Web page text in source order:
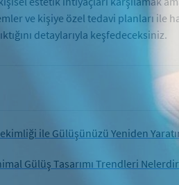
ve kişiye özel tedavi planları ile
detaylarıyla keşfedeceksiniz.
ile Gülüşünüzü Yeniden
Gülüş Tasarımı Trendleri